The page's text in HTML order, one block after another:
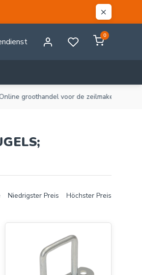
0
groothandel voor de zeilmakerij!
Niedrigster Preis Höchster Preis